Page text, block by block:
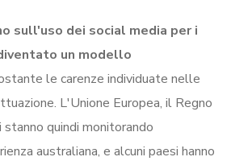
sull'uso dei social media per i
un modello
le carenze individuate nelle
L'Unione Europea, il Regno
quindi monitorando
australiana, e alcuni paesi hanno